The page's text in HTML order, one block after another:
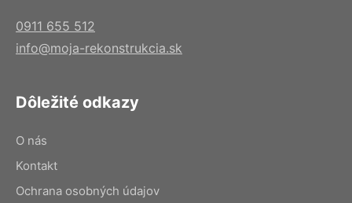
0911 655 512
info@moja-rekonstrukcia.sk
Dôležité odkazy
O nás
Kontakt
Ochrana osobných údajov